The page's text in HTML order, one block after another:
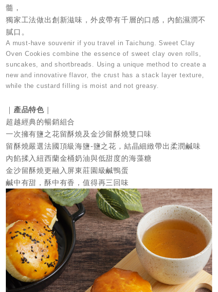
髓，
獨家工法做出創新滋味，外皮帶有千層的口感，內餡濕潤不
膩口。
A must-have souvenir if you travel in Taichung. Sweet Clay
Oven Cookies combine the essence of sweet clay oven rolls,
suncakes, and shortbreads. Using a unique method to create a
new and innovative flavor, the crust has a stack layer texture,
while the custard filling is moist and not greasy.
｜ 產品特色 ｜
超越經典的暢銷組合
一次擁有鹽之花留酥燒及金沙留酥燒雙口味
留酥燒嚴選法國頂級海鹽-鹽之花，結晶細緻帶出柔潤鹹味
內餡揉入紐西蘭金桶奶油與低甜度的海藻糖
金沙留酥燒更融入屏東莊園級鹹鴨蛋
鹹中有甜，酥中有香，值得再三回味